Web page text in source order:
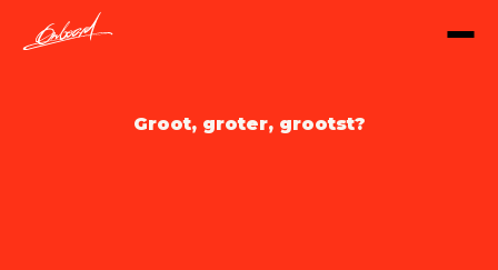
Groot, groter, grootst?